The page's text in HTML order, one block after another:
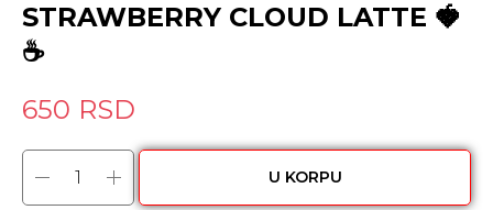
STRAWBERRY CLOUD LATTE 🍓
☕️
650 RSD
U KORPU